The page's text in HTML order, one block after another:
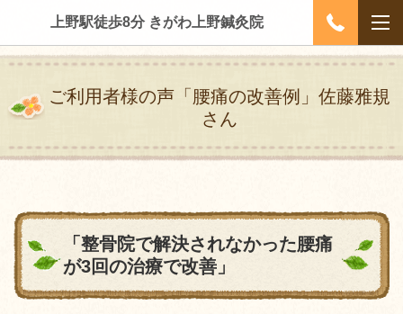
上野駅徒歩8分 きがわ上野鍼灸院
ご利用者様の声「腰痛の改善例」佐藤雅規
さん
「整骨院で解決されなかった腰痛
が3回の治療で改善」